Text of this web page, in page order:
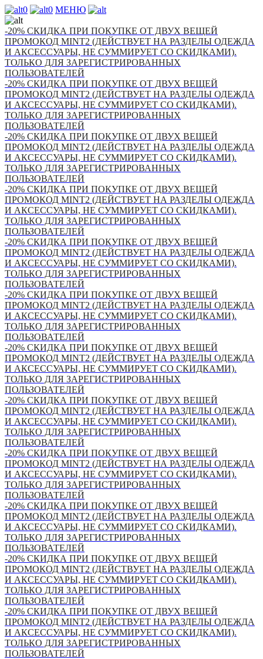
0 0 МЕНЮ
-20% СКИДКА ПРИ ПОКУПКЕ ОТ ДВУХ ВЕЩЕЙ
ПРОМОКОД MINT2 (ДЕЙСТВУЕТ НА РАЗДЕЛЫ ОДЕЖДА
И АКСЕССУАРЫ, НЕ СУММИРУЕТ СО СКИДКАМИ).
ТОЛЬКО ДЛЯ ЗАРЕГИСТРИРОВАННЫХ
ПОЛЬЗОВАТЕЛЕЙ
-20% СКИДКА ПРИ ПОКУПКЕ ОТ ДВУХ ВЕЩЕЙ
ПРОМОКОД MINT2 (ДЕЙСТВУЕТ НА РАЗДЕЛЫ ОДЕЖДА
И АКСЕССУАРЫ, НЕ СУММИРУЕТ СО СКИДКАМИ).
ТОЛЬКО ДЛЯ ЗАРЕГИСТРИРОВАННЫХ
ПОЛЬЗОВАТЕЛЕЙ
-20% СКИДКА ПРИ ПОКУПКЕ ОТ ДВУХ ВЕЩЕЙ
ПРОМОКОД MINT2 (ДЕЙСТВУЕТ НА РАЗДЕЛЫ ОДЕЖДА
И АКСЕССУАРЫ, НЕ СУММИРУЕТ СО СКИДКАМИ).
ТОЛЬКО ДЛЯ ЗАРЕГИСТРИРОВАННЫХ
ПОЛЬЗОВАТЕЛЕЙ
-20% СКИДКА ПРИ ПОКУПКЕ ОТ ДВУХ ВЕЩЕЙ
ПРОМОКОД MINT2 (ДЕЙСТВУЕТ НА РАЗДЕЛЫ ОДЕЖДА
И АКСЕССУАРЫ, НЕ СУММИРУЕТ СО СКИДКАМИ).
ТОЛЬКО ДЛЯ ЗАРЕГИСТРИРОВАННЫХ
ПОЛЬЗОВАТЕЛЕЙ
-20% СКИДКА ПРИ ПОКУПКЕ ОТ ДВУХ ВЕЩЕЙ
ПРОМОКОД MINT2 (ДЕЙСТВУЕТ НА РАЗДЕЛЫ ОДЕЖДА
И АКСЕССУАРЫ, НЕ СУММИРУЕТ СО СКИДКАМИ).
ТОЛЬКО ДЛЯ ЗАРЕГИСТРИРОВАННЫХ
ПОЛЬЗОВАТЕЛЕЙ
-20% СКИДКА ПРИ ПОКУПКЕ ОТ ДВУХ ВЕЩЕЙ
ПРОМОКОД MINT2 (ДЕЙСТВУЕТ НА РАЗДЕЛЫ ОДЕЖДА
И АКСЕССУАРЫ, НЕ СУММИРУЕТ СО СКИДКАМИ).
ТОЛЬКО ДЛЯ ЗАРЕГИСТРИРОВАННЫХ
ПОЛЬЗОВАТЕЛЕЙ
-20% СКИДКА ПРИ ПОКУПКЕ ОТ ДВУХ ВЕЩЕЙ
ПРОМОКОД MINT2 (ДЕЙСТВУЕТ НА РАЗДЕЛЫ ОДЕЖДА
И АКСЕССУАРЫ, НЕ СУММИРУЕТ СО СКИДКАМИ).
ТОЛЬКО ДЛЯ ЗАРЕГИСТРИРОВАННЫХ
ПОЛЬЗОВАТЕЛЕЙ
-20% СКИДКА ПРИ ПОКУПКЕ ОТ ДВУХ ВЕЩЕЙ
ПРОМОКОД MINT2 (ДЕЙСТВУЕТ НА РАЗДЕЛЫ ОДЕЖДА
И АКСЕССУАРЫ, НЕ СУММИРУЕТ СО СКИДКАМИ).
ТОЛЬКО ДЛЯ ЗАРЕГИСТРИРОВАННЫХ
ПОЛЬЗОВАТЕЛЕЙ
-20% СКИДКА ПРИ ПОКУПКЕ ОТ ДВУХ ВЕЩЕЙ
ПРОМОКОД MINT2 (ДЕЙСТВУЕТ НА РАЗДЕЛЫ ОДЕЖДА
И АКСЕССУАРЫ, НЕ СУММИРУЕТ СО СКИДКАМИ).
ТОЛЬКО ДЛЯ ЗАРЕГИСТРИРОВАННЫХ
ПОЛЬЗОВАТЕЛЕЙ
-20% СКИДКА ПРИ ПОКУПКЕ ОТ ДВУХ ВЕЩЕЙ
ПРОМОКОД MINT2 (ДЕЙСТВУЕТ НА РАЗДЕЛЫ ОДЕЖДА
И АКСЕССУАРЫ, НЕ СУММИРУЕТ СО СКИДКАМИ).
ТОЛЬКО ДЛЯ ЗАРЕГИСТРИРОВАННЫХ
ПОЛЬЗОВАТЕЛЕЙ
-20% СКИДКА ПРИ ПОКУПКЕ ОТ ДВУХ ВЕЩЕЙ
ПРОМОКОД MINT2 (ДЕЙСТВУЕТ НА РАЗДЕЛЫ ОДЕЖДА
И АКСЕССУАРЫ, НЕ СУММИРУЕТ СО СКИДКАМИ).
ТОЛЬКО ДЛЯ ЗАРЕГИСТРИРОВАННЫХ
ПОЛЬЗОВАТЕЛЕЙ
-20% СКИДКА ПРИ ПОКУПКЕ ОТ ДВУХ ВЕЩЕЙ
ПРОМОКОД MINT2 (ДЕЙСТВУЕТ НА РАЗДЕЛЫ ОДЕЖДА
И АКСЕССУАРЫ, НЕ СУММИРУЕТ СО СКИДКАМИ).
ТОЛЬКО ДЛЯ ЗАРЕГИСТРИРОВАННЫХ
ПОЛЬЗОВАТЕЛЕЙ